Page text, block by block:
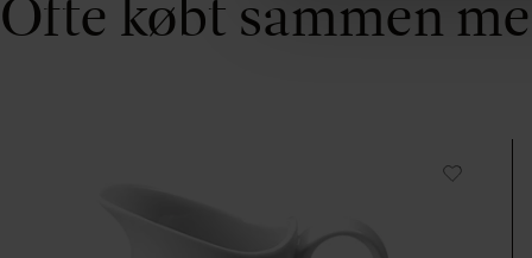
Ofte købt sammen